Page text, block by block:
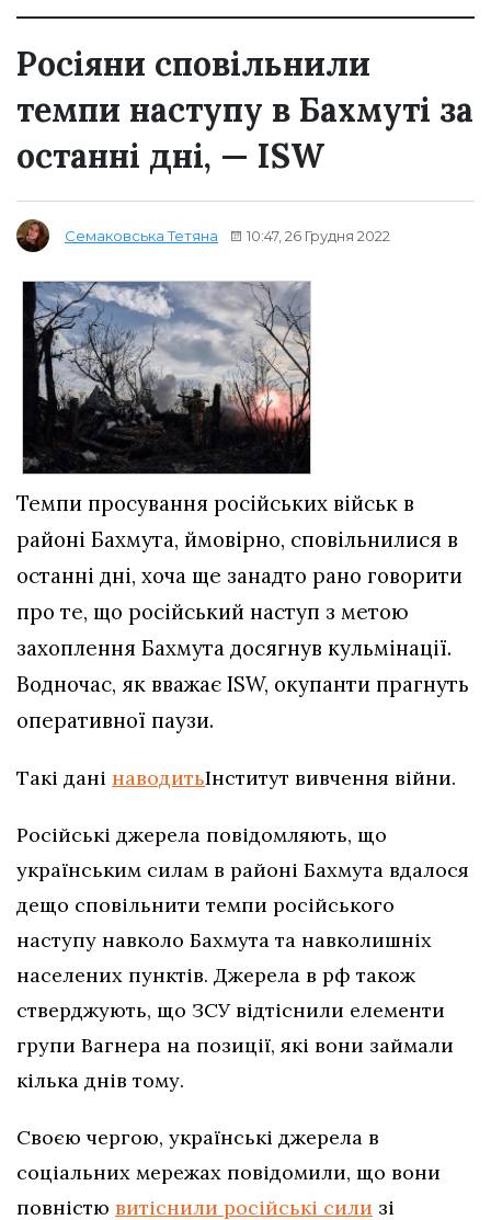
Росіяни сповільнили
темпи наступу в Бахмуті за
останні дні, — ISW
Семаковська Тетяна 10:47, 26 Грудня 2022
Темпи просування російських військ в
районі Бахмута, ймовірно, сповільнилися в
останні дні, хоча ще занадто рано говорити
про те, що російський наступ з метою
захоплення Бахмута досягнув кульмінації.
Водночас, як вважає ISW, окупанти прагнуть
оперативної паузи.
Такі дані наводитьІнститут вивчення війни.
Російські джерела повідомляють, що
українським силам в районі Бахмута вдалося
дещо сповільнити темпи російського
наступу навколо Бахмута та навколишніх
населених пунктів. Джерела в рф також
стверджують, що ЗСУ відтіснили елементи
групи Вагнера на позиції, які вони займали
кілька днів тому.
Своєю чергою, українські джерела в
соціальних мережах повідомили, що вони
повністю витіснили російські сили зі